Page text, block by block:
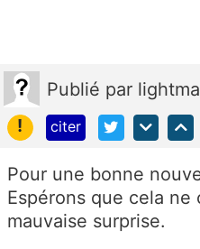
Publié par
!
citer
Pour une bonne
Espérons que cela ne
mauvaise surprise.